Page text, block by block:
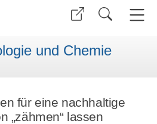
und Chemie
für eine nachhaltige
„zähmen“ lassen